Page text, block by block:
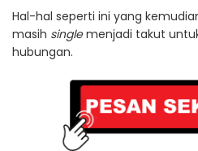
Hal-hal seperti ini yang
masih singlemenjadi takut
hubungan.